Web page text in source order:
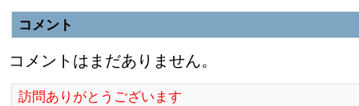
コメント
コメントはまだありません。
訪問ありがとうございます